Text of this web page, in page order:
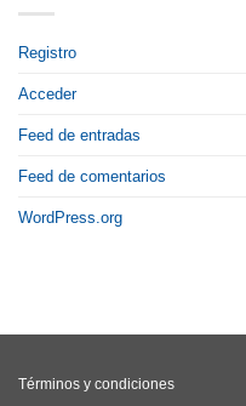
Registro
Acceder
Feed de entradas
Feed de comentarios
WordPress.org
Términos y condiciones